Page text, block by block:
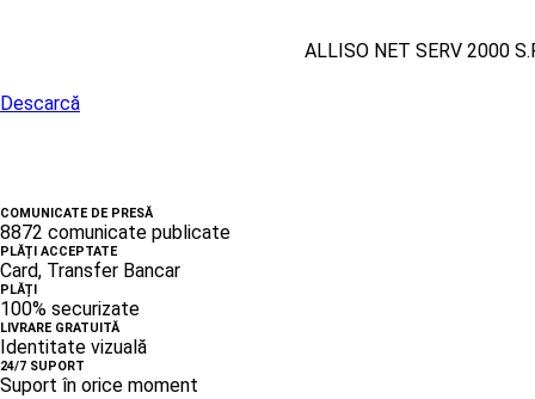
ALLISO NET SERV 2000
Descarcă
COMUNICATE DE PRESĂ
8872 comunicate publicate
PLĂȚI ACCEPTATE
Card, Transfer Bancar
PLĂȚI
100% securizate
LIVRARE GRATUITĂ
Identitate vizuală
24/7 SUPORT
Suport în orice moment